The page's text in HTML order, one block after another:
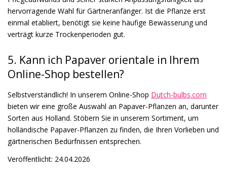
hervorragende Wahl für Gärtneranfänger. Ist die Pflanze erst
einmal etabliert, benötigt sie keine häufige Bewässerung und
verträgt kurze Trockenperioden gut.
5. Kann ich Papaver orientale in Ihrem
Online-Shop bestellen?
Selbstverständlich! In unserem Online-Shop Dutch-bulbs.com
bieten wir eine große Auswahl an Papaver-Pflanzen an, darunter
Sorten aus Holland. Stöbern Sie in unserem Sortiment, um
holländische Papaver-Pflanzen zu finden, die Ihren Vorlieben und
gärtnerischen Bedürfnissen entsprechen.
Veröffentlicht: 24.04.2026